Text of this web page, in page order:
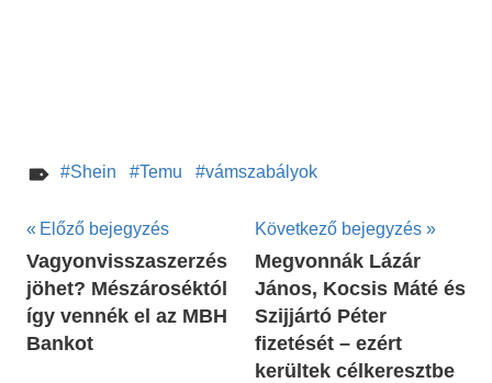
Shein Temu vámszabályok
Bejegyzés
navigáció
Előző bejegyzés
Vagyonvisszaszerzés
jöhet? Mészároséktól
így vennék el az MBH
Bankot
Következő bejegyzés
Megvonnák Lázár
János, Kocsis Máté és
Szijjártó Péter
fizetését – ezért
kerültek célkeresztbe